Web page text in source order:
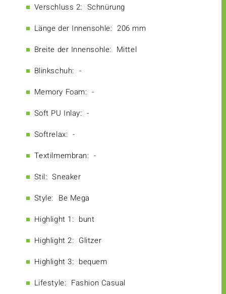
Verschluss 2: Schnürung
Länge der Innensohle: 206 mm
Breite der Innensohle: Mittel
Blinkschuh: -
Memory Foam: -
Soft PU Inlay: -
Softrelax: -
Textilmembran: -
Stil: Sneaker
Style: Be Mega
Highlight 1: bunt
Highlight 2: Glitzer
Highlight 3: bequem
Lifestyle: Fashion Casual